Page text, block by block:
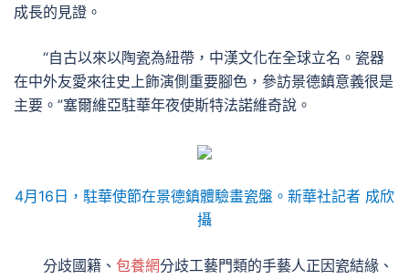
成長的見證。
“自古以來以陶瓷為紐帶，中漢文化在全球立名。瓷器
在中外友愛來往史上飾演側重要腳色，參訪景德鎮意義很是
主要。”塞爾維亞駐華年夜使斯特法諾維奇說。
4月16日，駐華使節在景德鎮體驗畫瓷盤。新華社記者 成欣
攝
分歧國籍、 包養網分歧工藝門類的手藝人正因瓷結緣、